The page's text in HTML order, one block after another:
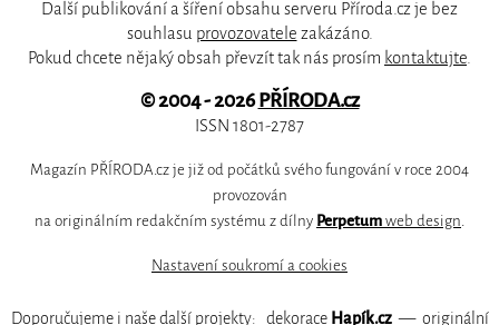
Další publikování a šíření obsahu serveru Příroda.cz je bez
souhlasu provozovatele zakázáno.
Pokud chcete nějaký obsah převzít tak nás prosím kontaktujte
© 2004 - 2026PŘÍRODA.cz
ISSN 1801-2787
Magazín PŘÍRODA.cz je již od počátků svého fungování v roce 2004
provozován
na originálním redakčním systému z dílny Perpetum web design
Nastavení soukromí a cookies
Doporučujeme i naše další projekty: dekorace Hapík.cz— originální